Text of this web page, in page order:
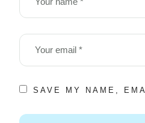
SAVE MY NAME,